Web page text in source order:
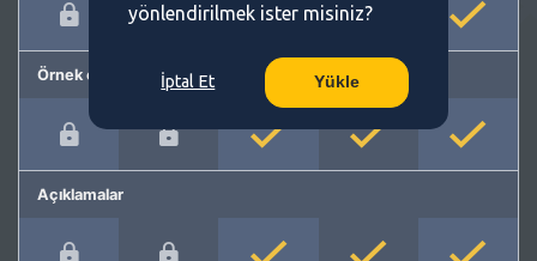
Örnek cümleler
Açıklamalar
yönlendirilmek ister misiniz?
İptal Et Yükle